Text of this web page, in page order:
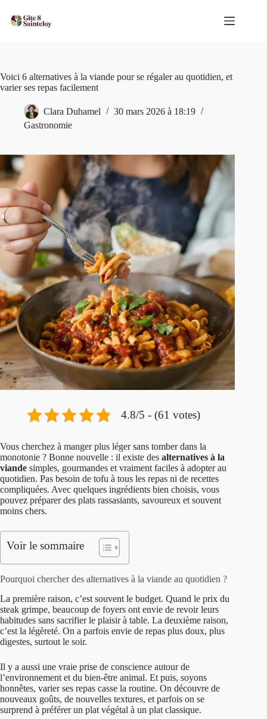
contenu
Voici 6 alternatives à la viande pour se régaler au quotidien, et
varier ses repas facilement
Clara Duhamel
30 mars 2026 à 18:19
Gastronomie
4.8/5 - (61 votes)
Vous cherchez à manger plus léger sans tomber dans la
monotonie ? Bonne nouvelle : il existe des alternatives à la
viande simples, gourmandes et vraiment faciles à adopter au
quotidien. Pas besoin de tofu à tous les repas ni de recettes
compliquées. Avec quelques ingrédients bien choisis, vous
pouvez préparer des plats rassasiants, savoureux et souvent
moins chers.
Voir le sommaire
Pourquoi chercher des alternatives à la viande au quotidien ?
La première raison, c’est souvent le budget. Quand le prix du
steak grimpe, beaucoup de foyers ont envie de revoir leurs
habitudes sans sacrifier le plaisir à table. La deuxième raison,
c’est la légèreté. On a parfois envie de repas plus doux, plus
digestes, surtout le soir.
Il y a aussi une vraie prise de conscience autour de
l’environnement et du bien-être animal. Et puis, soyons
honnêtes, varier ses repas casse la routine. On découvre de
nouveaux goûts, de nouvelles textures, et parfois on se
surprend à préférer un plat végétal à un plat classique.